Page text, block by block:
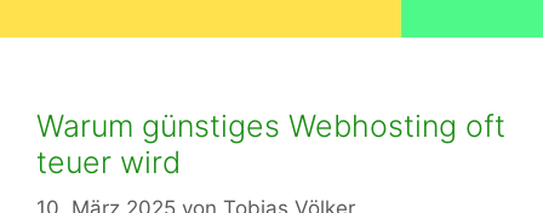
Warum günstiges Webhosting oft
teuer wird